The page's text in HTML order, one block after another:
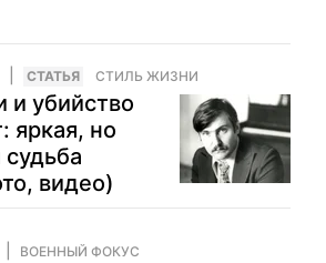
CТАТЬЯ СТИЛЬ ЖИЗНИ
и убийство
яркая, но
судьба
видео)
ВОЕННЫЙ ФОКУС